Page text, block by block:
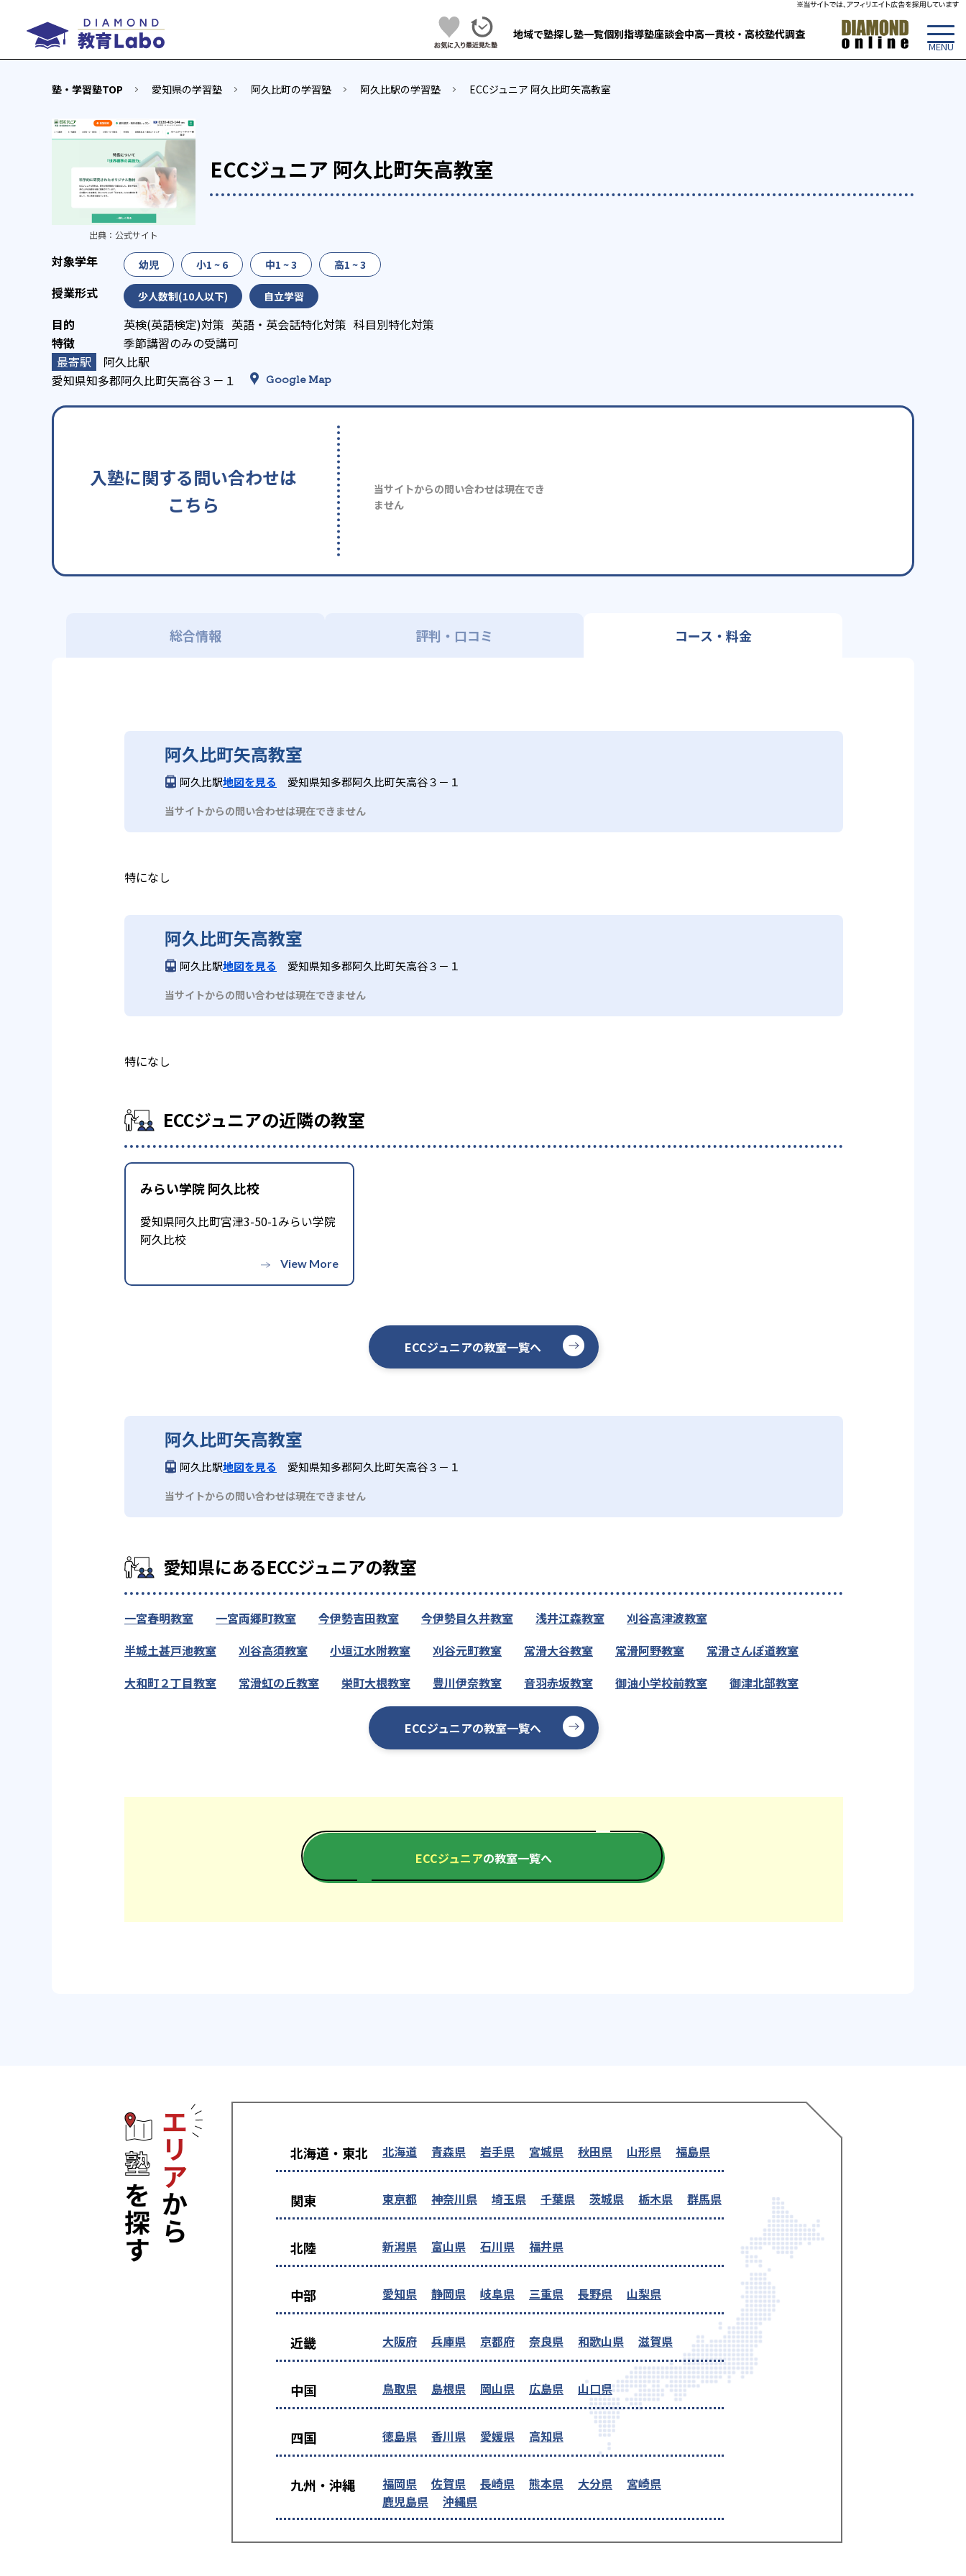
地域で塾探し塾一覧個別指導塾座談会中高一貫校・高校塾代調査
塾・学習塾TOP 愛知県の学習塾 阿久比町の学習塾 阿久比駅の学習塾 ECCジュニア 阿久比町矢高教室
ECCジュニア 阿久比町矢高教室
出典： 公式サイト
幼児 小1 ~ 6 中1 ~ 3 高1 ~ 3
少人数制(10人以下) 自立学習
英検(英語検定)対策 英語・英会話特化対策 科目別特化対策
季節講習のみの受講可
阿久比駅
愛知県知多郡阿久比町矢高谷３－１
Google Map
入塾に関する問い合わせは
こちら
当サイトからの問い合わせは現在でき
ません
総合情報 評判・口コミ コース・料金
阿久比町矢高教室
阿久比駅地図を見る 愛知県知多郡阿久比町矢高谷３－１
当サイトからの問い合わせは現在できません
特になし
阿久比町矢高教室
阿久比駅地図を見る 愛知県知多郡阿久比町矢高谷３－１
当サイトからの問い合わせは現在できません
特になし
ECCジュニアの近隣の教室
みらい学院 阿久比校
愛知県阿久比町宮津3-50-1みらい学院
阿久比校
ECCジュニアの教室一覧へ
阿久比町矢高教室
阿久比駅地図を見る 愛知県知多郡阿久比町矢高谷３－１
当サイトからの問い合わせは現在できません
愛知県にあるECCジュニアの教室
一宮春明教室 一宮両郷町教室 今伊勢吉田教室 今伊勢目久井教室 浅井江森教室
刈谷高津波教室
半城土甚戸池教室
刈谷高須教室 小垣江水附教室 刈谷元町教室 常滑大谷教室 常滑阿野教室
常滑さんぽ道教室
大和町２丁目教室
常滑虹の丘教室 栄町大根教室 豊川伊奈教室 音羽赤坂教室 御油小学校前教室 御津北部教室
ECCジュニアの教室一覧へ
ECCジュニアの教室一覧へ
北海道・東北 北海道 青森県 岩手県 宮城県 秋田県 山形県 福島県
関東 東京都 神奈川県 埼玉県 千葉県 茨城県 栃木県 群馬県
北陸 新潟県 富山県 石川県 福井県
中部 愛知県 静岡県 岐阜県 三重県 長野県 山梨県
近畿 大阪府 兵庫県 京都府 奈良県 和歌山県 滋賀県
中国 鳥取県 島根県 岡山県 広島県 山口県
四国 徳島県 香川県 愛媛県 高知県
九州・沖縄 福岡県 佐賀県 長崎県 熊本県 大分県
宮崎県
鹿児島県
沖縄県